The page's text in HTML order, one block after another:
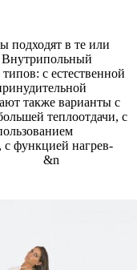
подходят в те или
с естественной
также варианты с
теплоотдачи, с
функцией нагрев-
&n